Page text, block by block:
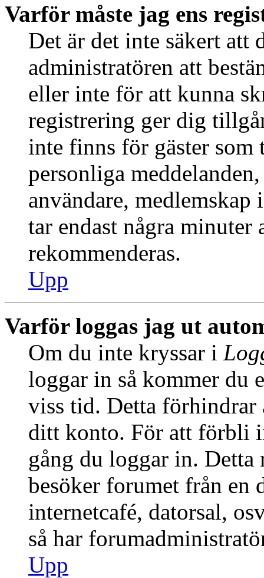
Varför måste jag ens
Det är det inte säkert att
administratören att
eller inte för att kunna
registrering ger dig
inte finns för gäster
personliga
användare, medlemskap
tar endast några minuter
rekommenderas.
Upp
Varför loggas jag ut
Om du inte kryssar i
loggar in så kommer du
viss tid. Detta förhindrar
ditt konto. För att förbli
gång du loggar in. Detta
besöker forumet från en
internetcafé, datorsal,
så har
Upp